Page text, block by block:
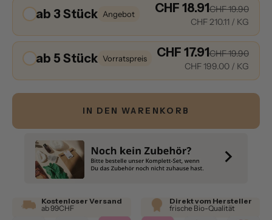
ab 3 Stück Angebot CHF 18.91CHF 19.90
CHF 210.11 / KG
ab 5 Stück Vorratspreis CHF 17.91CHF 19.90
CHF 199.00/ KG
IN DEN WARENKORB
Kostenloser Versand
ab 99CHF
Direkt vom Hersteller
frische Bio-Qualität